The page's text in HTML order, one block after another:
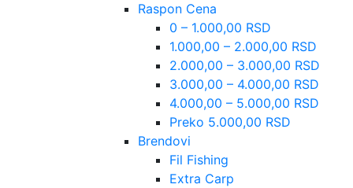
Raspon Cena
0 – 1.000,00 RSD
1.000,00 – 2.000,00 RSD
2.000,00 – 3.000,00 RSD
3.000,00 – 4.000,00 RSD
4.000,00 – 5.000,00 RSD
Preko 5.000,00 RSD
Brendovi
Fil Fishing
Extra Carp